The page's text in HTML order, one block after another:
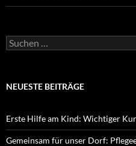
Suchen
nach:
NEUESTE BEITRÄGE
Erste Hilfe am Kind: Wichtiger
Gemeinsam für unser Dorf: